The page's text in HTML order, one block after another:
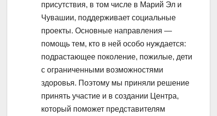
присутствия, в том числе в Марий Эл и
Чувашии, поддерживает социальные
проекты. Основные направления —
помощь тем, кто в ней особо нуждается:
подрастающее поколение, пожилые, дети
с ограниченными возможностями
здоровья. Поэтому мы приняли решение
принять участие и в создании Центра,
который поможет представителям